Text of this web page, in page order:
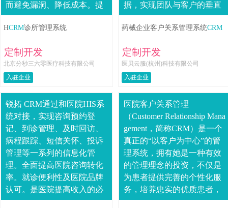
而避免漏洞、降低成本。提
高数据的有效价值，实现统
计、分析的实时性、灵活
HCRM诊所管理系统
定制开发
北京分秒三六零医疗科技有限公司
入驻企业
据，实现团队与客户的垂直
纵深管理系统可模块化部
署，灵活匹配使用需求，不
药械企业客户关系管理系统CRM
定制开发
医贝云服(杭州)科技有限公司
入驻企业
锐拓 CRM通过和医院HIS系
统对接，实现咨询预约登
记、到诊管理、及时回访、
病程跟踪、短信关怀、投诉
管理等一系列的信息化管
理。全面提高医院咨询转化
率。就诊便利性及医院品牌
认可。是医院提高收入的必
备管理软件。 打造一体化客
医院客户关系管理
（Customer Relationship Mana
gement，简称CRM）是一个
真正的“以客户为中心”的管
理系统，拥有她是一种有效
的管理理念的投资，不仅是
为患者提供完善的个性化服
务，培养忠实的优质患者，
更能全面提升医院....